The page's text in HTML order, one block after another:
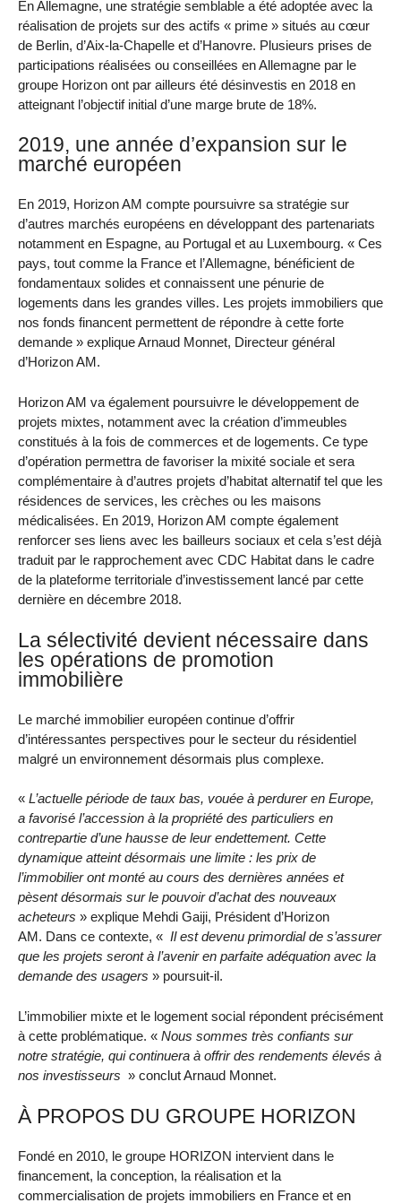
En Allemagne, une stratégie semblable a été adoptée avec la
réalisation de projets sur des actifs « prime » situés au cœur
de Berlin, d’Aix-la-Chapelle et d’Hanovre. Plusieurs prises de
participations réalisées ou conseillées en Allemagne par le
groupe Horizon ont par ailleurs été désinvestis en 2018 en
atteignant l’objectif initial d’une marge brute de 18%.
2019, une année d’expansion sur le
marché européen
En 2019, Horizon AM compte poursuivre sa stratégie sur
d’autres marchés européens en développant des partenariats
notamment en Espagne, au Portugal et au Luxembourg. « Ces
pays, tout comme la France et l’Allemagne, bénéficient de
fondamentaux solides et connaissent une pénurie de
logements dans les grandes villes. Les projets immobiliers que
nos fonds financent permettent de répondre à cette forte
demande » explique Arnaud Monnet, Directeur général
d’Horizon AM.
Horizon AM va également poursuivre le développement de
projets mixtes, notamment avec la création d’immeubles
constitués à la fois de commerces et de logements. Ce type
d’opération permettra de favoriser la mixité sociale et sera
complémentaire à d’autres projets d’habitat alternatif tel que les
résidences de services, les crèches ou les maisons
médicalisées. En 2019, Horizon AM compte également
renforcer ses liens avec les bailleurs sociaux et cela s’est déjà
traduit par le rapprochement avec CDC Habitat dans le cadre
de la plateforme territoriale d’investissement lancé par cette
dernière en décembre 2018.
La sélectivité devient nécessaire dans
les opérations de promotion
immobilière
Le marché immobilier européen continue d’offrir
d’intéressantes perspectives pour le secteur du résidentiel
malgré un environnement désormais plus complexe.
« L’actuelle période de taux bas, vouée à perdurer en Europe,
a favorisé l’accession à la propriété des particuliers en
contrepartie d’une hausse de leur endettement. Cette
dynamique atteint désormais une limite : les prix de
l’immobilier ont monté au cours des dernières années et
pèsent désormais sur le pouvoir d’achat des nouveaux
acheteurs » explique Mehdi Gaiji, Président d’Horizon
AM. Dans ce contexte, « Il est devenu primordial de s’assurer
que les projets seront à l’avenir en parfaite adéquation avec la
demande des usagers » poursuit-il.
L’immobilier mixte et le logement social répondent précisément
à cette problématique. « Nous sommes très confiants sur
notre stratégie, qui continuera à offrir des rendements élevés à
nos investisseurs » conclut Arnaud Monnet.
À PROPOS DU GROUPE HORIZON
Fondé en 2010, le groupe HORIZON intervient dans le
financement, la conception, la réalisation et la
commercialisation de projets immobiliers en France et en